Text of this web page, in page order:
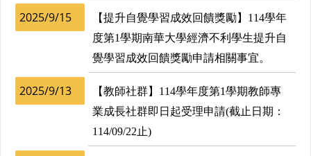
2025/9/15
【提升自覺學習成效回饋獎勵】114學年
度第1學期南華大學經濟不利學生提升自
覺學習成效回饋獎勵申請相關事宜。
2025/9/13
【教師社群】114學年度第1學期教師專
業成長社群即日起受理申請(截止日期：
114/09/22止)